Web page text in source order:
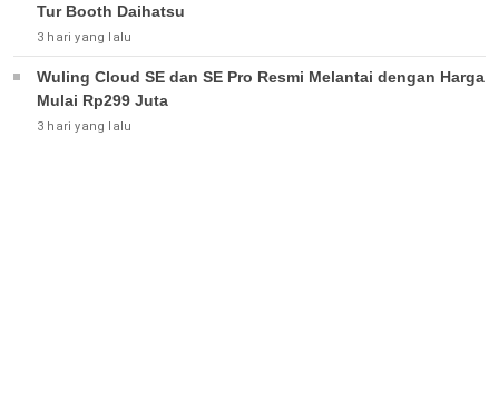
Tur Booth Daihatsu
3 hari yang lalu
Wuling Cloud SE dan SE Pro Resmi Melantai dengan Harga
Mulai Rp299 Juta
3 hari yang lalu